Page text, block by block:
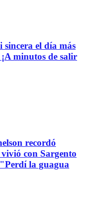
el día más
minutos de salir
recordó
con Sargento
la guagua